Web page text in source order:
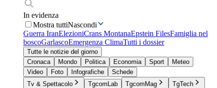
In evidenza
Mostra tuttiNascondi
Guerra IranElezioniCrans MontanaEpstein FilesFamiglia nel
boscoGarlascoEmergenza ClimaTutti i dossier
Tutte le notizie del giorno
Cronaca
Mondo Politica Economia Sport
Meteo
Video
Foto Infografiche
Schede
Tv & Spettacolo
TgcomLab TgcomMag
TgTech